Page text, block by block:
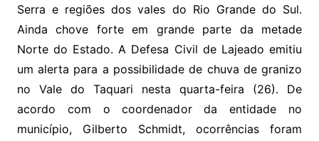
Serra e regiões dos vales do Rio Grande do Sul.
Ainda chove forte em grande parte da metade
Norte do Estado. A Defesa Civil de Lajeado emitiu
um alerta para a possibilidade de chuva de granizo
no Vale do Taquari nesta quarta-feira (26). De
acordo com o coordenador da entidade no
município, Gilberto Schmidt, ocorrências foram